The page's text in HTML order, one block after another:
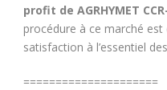
profit de AGRHYMET
procédure à ce marché
satisfaction à l’essentiel
=====================